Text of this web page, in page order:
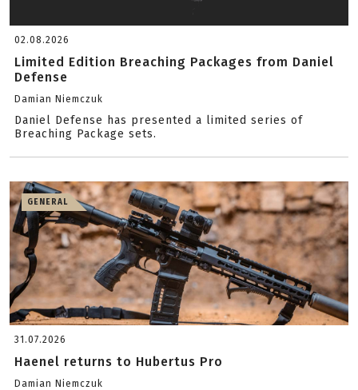
02.08.2026
Limited Edition Breaching Packages from Daniel
Defense
Damian Niemczuk
Daniel Defense has presented a limited series of
Breaching Package sets.
GENERAL
31.07.2026
Haenel returns to Hubertus Pro
Damian Niemczuk